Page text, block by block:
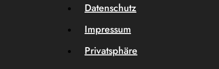
Datenschutz
Impressum
Privatsphäre